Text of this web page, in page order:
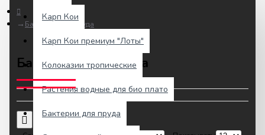
Карп Кои
Карп Кои премиум "Лоты"
Колоказии тропические
Растения водные для био плато
Бактерии для пруда
Бактерии для пруда
Бактерии для пруда